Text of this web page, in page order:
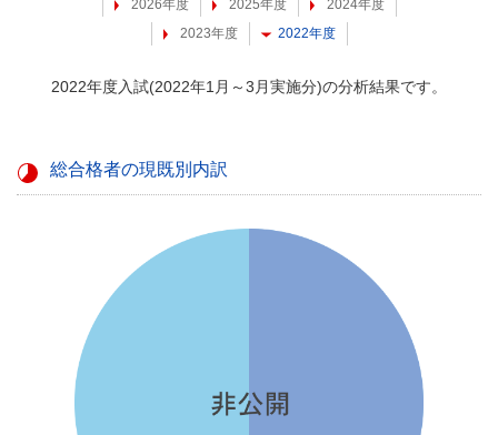
2026年度 2025年度
2024年度
2023年度
2022年度
2022年度入試(2022年1月～3月実施分)の分析結果です。
総合格者の現既別内訳